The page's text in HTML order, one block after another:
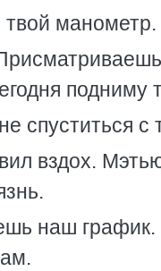
манометр.
подниму
спуститься с
вздох.
наш график.